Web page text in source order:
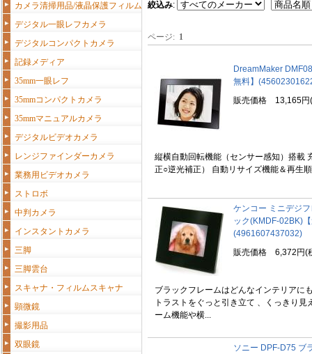
カメラ清掃用品/液晶保護フィルム
デジタル一眼レフカメラ
デジタルコンパクトカメラ
記録メディア
35mm一眼レフ
35mmコンパクトカメラ
35mmマニュアルカメラ
デジタルビデオカメラ
レンジファインダーカメラ
業務用ビデオカメラ
ストロボ
中判カメラ
インスタントカメラ
三脚
三脚雲台
スキャナ・フィルムスキャナ
顕微鏡
撮影用品
双眼鏡
絞込み:
ページ: 1
DreamMaker
無料】
販売価格 13,165円
縦横自動回転機能（センサー感知）搭載
正○逆光補正） 自動リサイズ機能＆再生
ケンコー ミニデジ
ック(KMDF-02BK)
(4961607437032)
販売価格 6,372円(
ブラックフレームはどんなインテリアに
トラストをぐっと引き立て 、くっきり見
ーム機能や横...
ソニー DPF-D75 ブ